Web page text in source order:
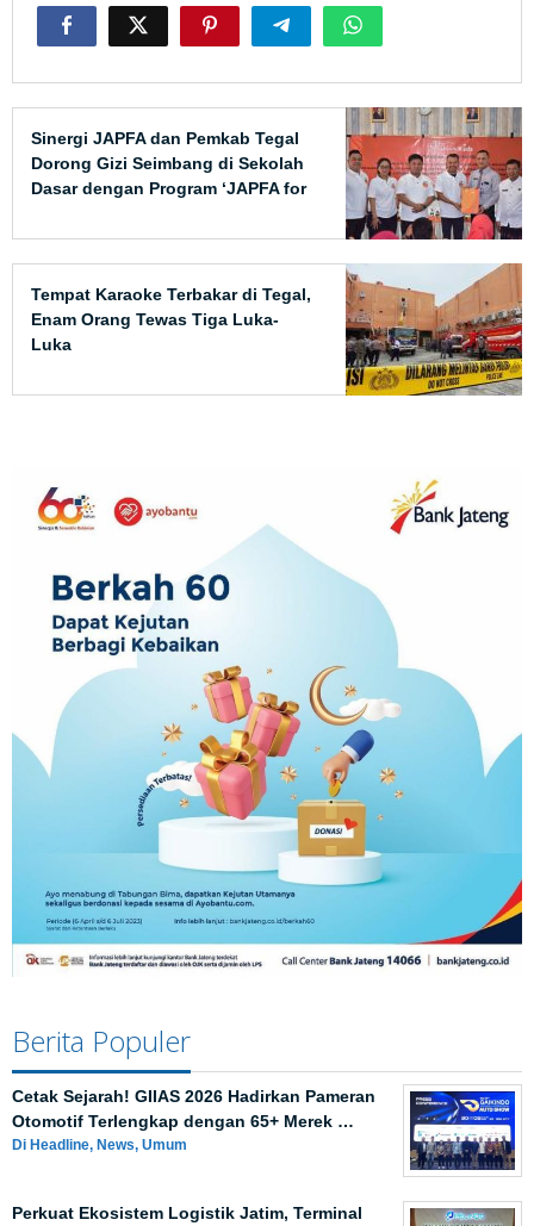
Sinergi JAPFA dan Pemkab Tegal
Dorong Gizi Seimbang di Sekolah
Dasar dengan Program ‘JAPFA for
Tempat Karaoke Terbakar di Tegal,
Enam Orang Tewas Tiga Luka-
Luka
Berita Populer
Cetak Sejarah! GIIAS 2026 Hadirkan Pameran
Otomotif Terlengkap dengan 65+ Merek …
Di Headline, News, Umum
Perkuat Ekosistem Logistik Jatim, Terminal